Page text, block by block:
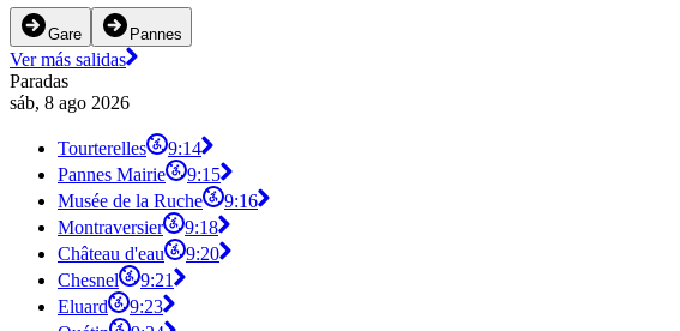
Gare Pannes
Ver más salidas
Paradas
sáb, 8 ago 2026
Tourterelles
9:14
Pannes Mairie
9:15
Musée de la Ruche
9:16
Montraversier
9:18
Château d'eau
9:20
Chesnel
9:21
Eluard
9:23